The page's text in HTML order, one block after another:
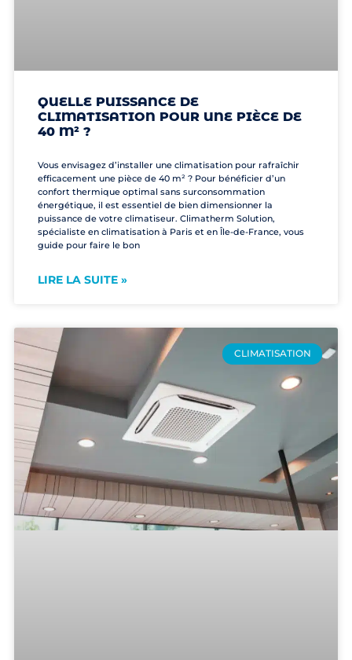
QUELLE PUISSANCE DE
CLIMATISATION POUR UNE PIÈCE DE
40 M² ?
Vous envisagez d’installer une climatisation pour rafraîchir
efficacement une pièce de 40 m² ? Pour bénéficier d’un
confort thermique optimal sans surconsommation
énergétique, il est essentiel de bien dimensionner la
puissance de votre climatiseur. Climatherm Solution,
spécialiste en climatisation à Paris et en Île-de-France, vous
guide pour faire le bon
LIRE LA SUITE »
CLIMATISATION